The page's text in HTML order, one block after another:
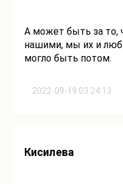
2022-09-19 03:24:13
А может быть за то,
нашими, мы их и
могло быть потом.
Кисилева